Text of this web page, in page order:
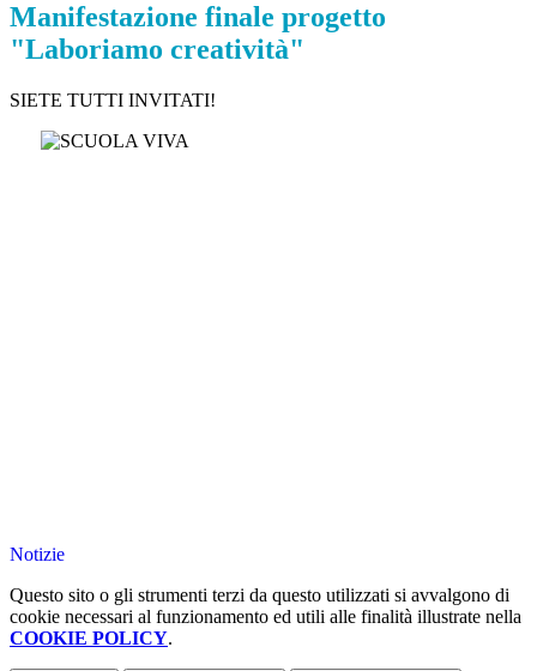
Manifestazione finale progetto
"Laboriamo creatività"
SIETE TUTTI INVITATI!
Notizie
Questo sito o gli strumenti terzi da questo utilizzati si avvalgono di
cookie necessari al funzionamento ed utili alle finalità illustrate nella
COOKIE POLICY.